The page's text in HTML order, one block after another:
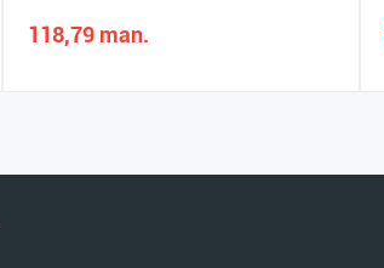
118,79 man.